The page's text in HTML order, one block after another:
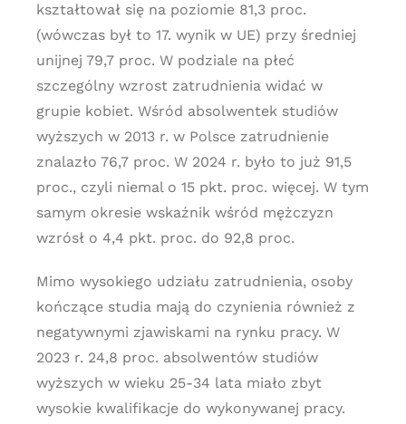
kształtował się na poziomie 81,3 proc.
(wówczas był to 17. wynik w UE) przy średniej
unijnej 79,7 proc. W podziale na płeć
szczególny wzrost zatrudnienia widać w
grupie kobiet. Wśród absolwentek studiów
wyższych w 2013 r. w Polsce zatrudnienie
znalazło 76,7 proc. W 2024 r. było to już 91,5
proc., czyli niemal o 15 pkt. proc. więcej. W tym
samym okresie wskaźnik wśród mężczyzn
wzrósł o 4,4 pkt. proc. do 92,8 proc.
Mimo wysokiego udziału zatrudnienia, osoby
kończące studia mają do czynienia również z
negatywnymi zjawiskami na rynku pracy. W
2023 r. 24,8 proc. absolwentów studiów
wyższych w wieku 25-34 lata miało zbyt
wysokie kwalifikacje do wykonywanej pracy.